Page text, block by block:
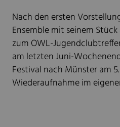
Nach den ersten
Ensemble mit seinem
zum OWL-
am letzten Juni-
Festival nach Münster am
Wiederaufnahme im